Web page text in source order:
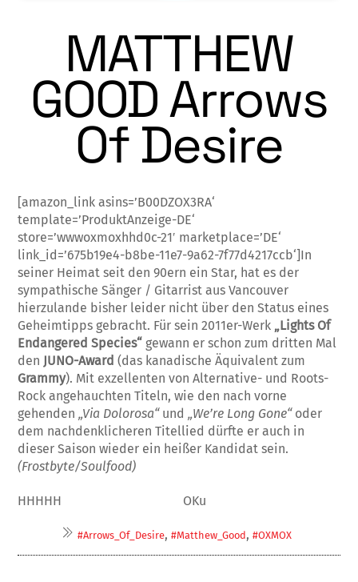
MATTHEW
GOOD Arrows
Of Desire
[amazon_link asins=’B00DZOX3RA‘
template=’ProduktAnzeige-DE‘
store=’wwwoxmoxhhd0c-21′ marketplace=’DE‘
link_id=’675b19e4-b8be-11e7-9a62-7f77d4217ccb‘]In
seiner Heimat seit den 90ern ein Star, hat es der
sympathische Sänger / Gitar­rist aus Vancouver
hierzulande bis­­her leider nicht über den Status eines
Geheimtipps gebracht. Für sein 2011er-Werk „Lights Of
Endangered Spe­cies“ gewann er schon zum dritten Mal
den JUNO-Award (das kana­di­sche Äqui­valent zum
Grammy). Mit ex­zel­lenten von Alternative- und Ro­ots-
Rock angehauchten Titeln, wie den nach vorne
gehenden „Via Dolo­ro­sa“und „We’re Long Gone“oder
dem nachdenklicheren Titellied dürfte er auch in
dieser Saison wieder ein heißer Kandidat sein.
(Frostbyte/Soulfood)
HHHHH OKu
#Arrows_Of_Desire, #Matthew_Good, #OXMOX